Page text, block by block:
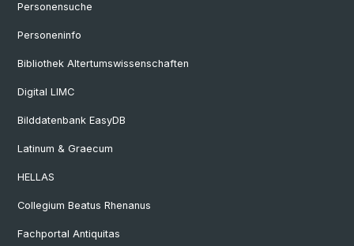
Personensuche
Personeninfo
Bibliothek Altertumswissenschaften
Digital LIMC
Bilddatenbank EasyDB
Latinum & Graecum
HELLAS
Collegium Beatus Rhenanus
Fachportal Antiquitas